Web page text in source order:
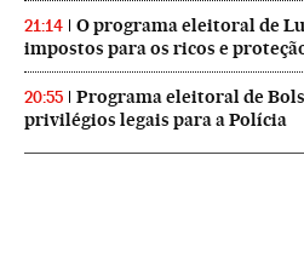
21:14
O programa eleitoral de
impostos para os ricos e
20:55
Programa eleitoral de
privilégios legais para a Polícia